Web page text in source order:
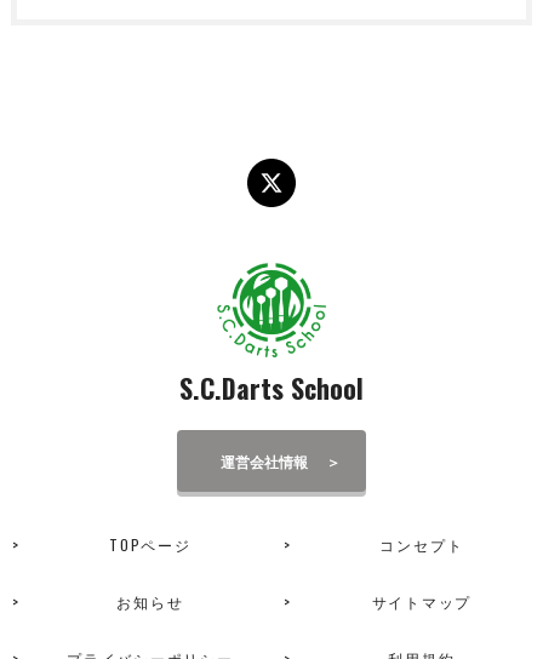
TOPページ コンセプト
お知らせ サイトマップ
S.C.Darts School
運営会社情報